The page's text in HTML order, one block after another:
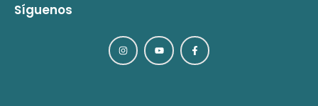
Síguenos